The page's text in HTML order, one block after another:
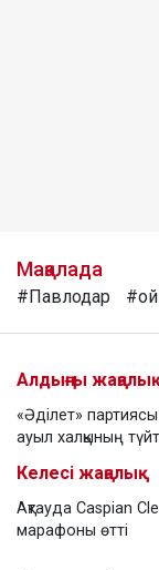
Мақалада
#Павлодар
Алдыңғы
«Әділет»
ауыл халқының
Келесі жаңалық
Ақтауда Caspian
марафоны өтті